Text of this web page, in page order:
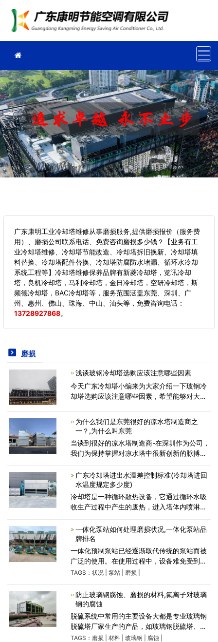
广东康明工业冷却塔维修从事磨损服务,提供磨损报价（服务费
用）、磨损公司联系电话、免费咨询磨损多少钱？【业务有工
业冷却塔维修、冷却塔节能改造、冷却塔拆旧换新、冷却塔填
料替换、冷却塔配件替换、冷却塔防腐防水堵漏、循环水冷却
系统工程等】冷却塔维修保养品牌有新菱冷却塔，览讯冷却
塔，良机冷却塔，马利冷却塔，金日冷却塔，空研冷却塔，斯
频德冷却塔，BAC冷却塔等，服务范围涵盖东莞、深圳、广
州、惠州、佛山、珠海、中山、汕头等， 免费咨询电话：
13728927868。
磨损
浅谈玻钢冷却塔选购应该注意哪些因素
今天广东冷却塔小编来为大家介绍一下玻钢冷
却塔选购应该注意哪些因素，希望能够对大家
脂、玻璃纤维、稳定剂等材料制成，要求达到
一定的厚度(胶 衣
为什么我们是东莞很好的凉水塔制造商之
一？,为什么叫东莞
当谈到很好的凉水塔制造商-在深圳作为公司，
我们为保持掌握对凉水塔中很新创新的脉搏而
我们的产品组合为任何和所有情况提供凉水塔
类型。这些关键
广东冷却塔进出水温差控制标准(冷却塔进回
水温度规定多少度)
冷却塔是一种循环散热设备，它通过循环水吸
收生产过程中产生的废热，进入塔体内喷淋到
填料上，与大气接触后将热量散入空气，降低
循环水的温度。通过冷热两股流体在塔内混合
接触，借助温差使用被
一体化泵站如何处理磨损状况,一体化泵站品
牌排名
一体化预制泵站已经逐渐取代传统的泵站而被
广泛的使用。在使用过程中，设备难免受到磨
损，我们该怎么处理呢？ 1.管道泵剧烈震动的
损弯曲,转动部
TAGS： 状况| 泵站| 磨损
防止玻璃钢腐蚀、磨损的材料,氟离子对玻璃
钢的腐蚀
脱硫系统中常用的主要设备大都是专业玻璃钢
脱硫塔厂家生产的产品，如玻璃钢脱硫塔、脱
硫塔、脱硫泵、酸雾塔等，由于这些设备经常
TAGS： 磨损 材料| 玻璃钢 腐蚀